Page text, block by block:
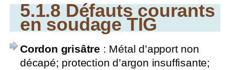
5.1.8 Défauts courants
en soudage TIG
Cordon grisâtre : Métal d’apport non
décapé; protection d’argon insuffisante;